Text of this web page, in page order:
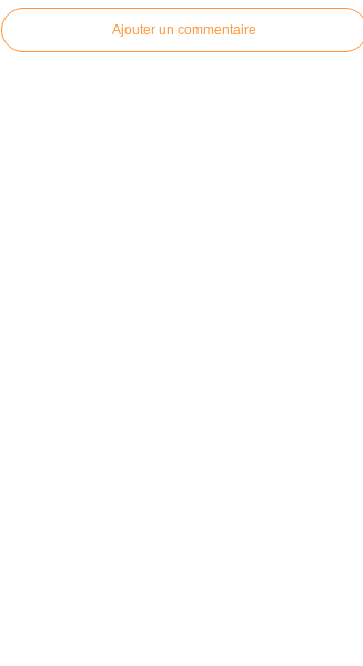
Ajouter un commentaire